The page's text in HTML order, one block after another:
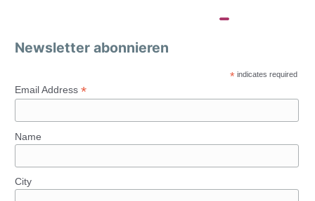
Newsletter abonnieren
* indicates required
Email Address *
Name
City